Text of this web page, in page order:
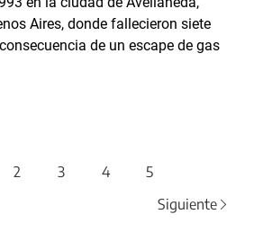
Aires, donde fallecieron siete
de un escape de gas
2 3 4
5
Siguiente